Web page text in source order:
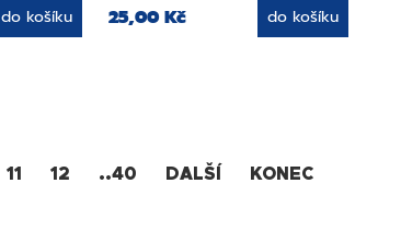
do košíku 25,00 Kč do košíku
11 12 ..40 DALŠÍ KONEC